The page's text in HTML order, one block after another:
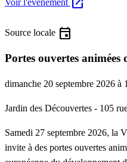
Source locale event
Portes ouvertes
dimanche 20 septembre 2026 à
Jardin des Découvertes - 105
Samedi 27 septembre 2026, la
invite à des portes ouvertes